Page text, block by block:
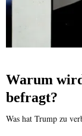
Warum
befragt?
Was hat Trump zu